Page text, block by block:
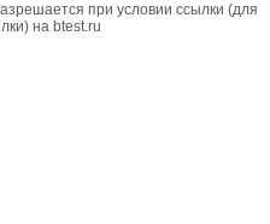
при условии ссылки (для
на btest.ru